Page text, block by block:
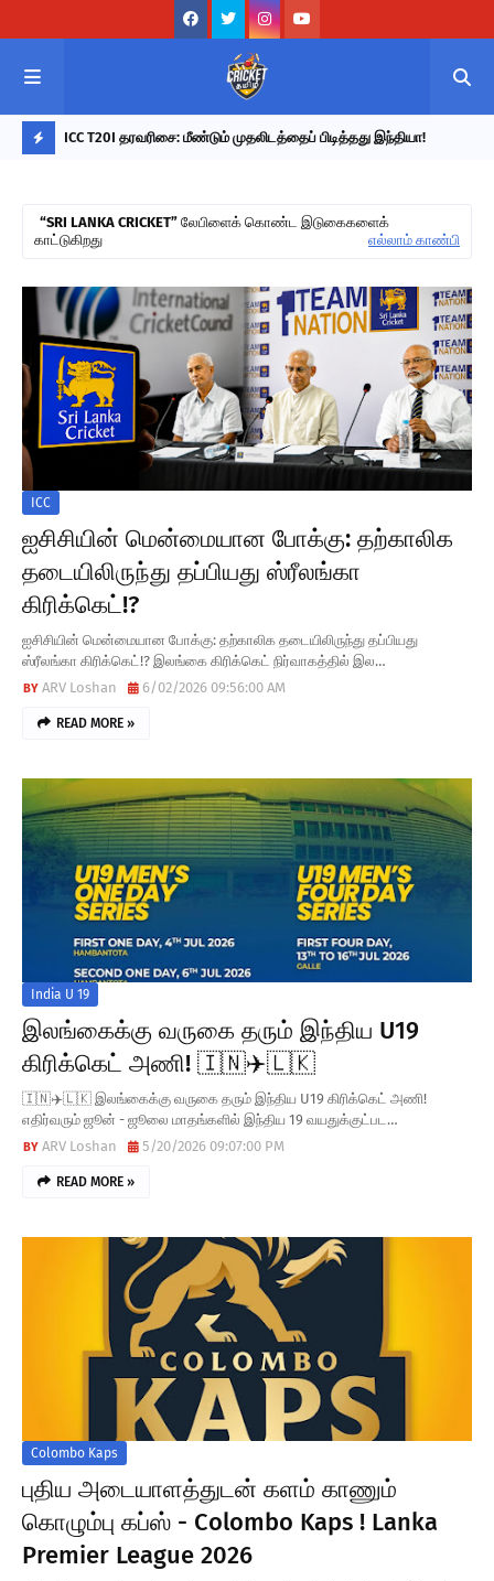
T
S
T
U
D
T
E
S
ICC T20I தரவரிசை: மீண்டும் முதலிடத்தைப் பிடித்தது இந்தியா!
SRI LANKA CRICKET லேபிளைக் கொண்ட இடுகைகளைக்
காட்டுகிறது
எல்லாம் காண்பி
ICC
ஐசிசியின் மென்மையான போக்கு: தற்காலிக
தடையிலிருந்து தப்பியது ஸ்ரீலங்கா
கிரிக்கெட்!?
ஐசிசியின் மென்மையான போக்கு: தற்காலிக தடையிலிருந்து தப்பியது
ஸ்ரீலங்கா கிரிக்கெட்!? இலங்கை கிரிக்கெட் நிர்வாகத்தில் இல…
ARV Loshan
6/02/2026 09:56:00 AM
READ MORE »
India U 19
இலங்கைக்கு வருகை தரும் இந்திய U19
கிரிக்கெட் அணி! 🇮🇳✈️🇱🇰
🇮🇳✈️🇱🇰 இலங்கைக்கு வருகை தரும் இந்திய U19 கிரிக்கெட் அணி!
எதிர்வரும் ஜூன் - ஜூலை மாதங்களில் இந்திய 19 வயதுக்குட்பட…
ARV Loshan
5/20/2026 09:07:00 PM
READ MORE »
Colombo Kaps
புதிய அடையாளத்துடன் களம் காணும்
கொழும்பு கப்ஸ் - Colombo Kaps ! Lanka
Premier League 2026